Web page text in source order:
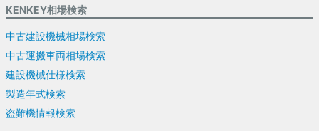
KENKEY相場検索
中古建設機械相場検索
中古運搬車両相場検索
建設機械仕様検索
製造年式検索
盗難機情報検索